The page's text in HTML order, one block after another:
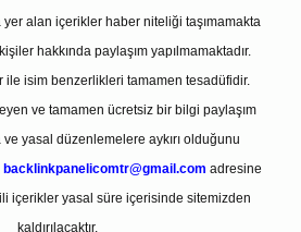
yer alan içerikler haber niteliği taşımamakta
hakkında paylaşım yapılmamaktadır.
ile isim benzerlikleri tamamen tesadüfidir.
ve tamamen ücretsiz bir bilgi paylaşım
yasal düzenlemelere aykırı olduğunu
backlinkpanelicomtr@gmail.com adresine
içerikler yasal süre içerisinde sitemizden
kaldırılacaktır.